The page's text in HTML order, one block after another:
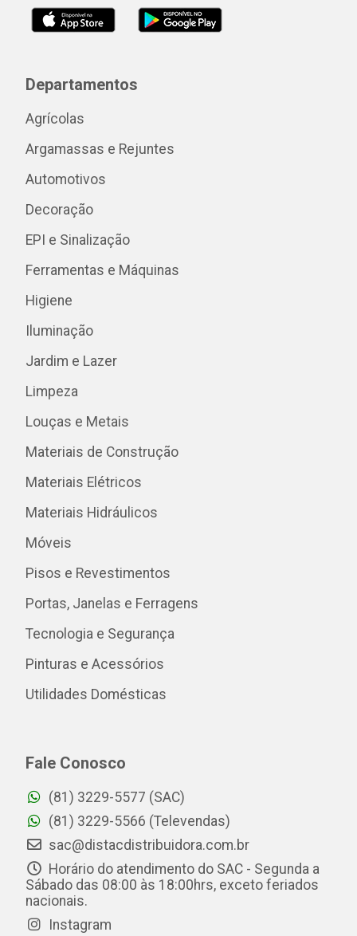
Departamentos
Agrícolas
Argamassas e Rejuntes
Automotivos
Decoração
EPI e Sinalização
Ferramentas e Máquinas
Higiene
Iluminação
Jardim e Lazer
Limpeza
Louças e Metais
Materiais de Construção
Materiais Elétricos
Materiais Hidráulicos
Móveis
Pisos e Revestimentos
Portas, Janelas e Ferragens
Tecnologia e Segurança
Pinturas e Acessórios
Utilidades Domésticas
Fale Conosco
(81) 3229-5577 (SAC)
(81) 3229-5566 (Televendas)
sac@distacdistribuidora.com.br
Horário do atendimento do SAC - Segunda a
Sábado das 08:00 às 18:00hrs, exceto feriados
nacionais.
Instagram